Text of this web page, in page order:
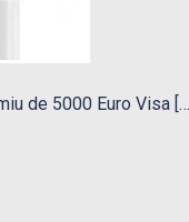
de 5000 Euro Visa